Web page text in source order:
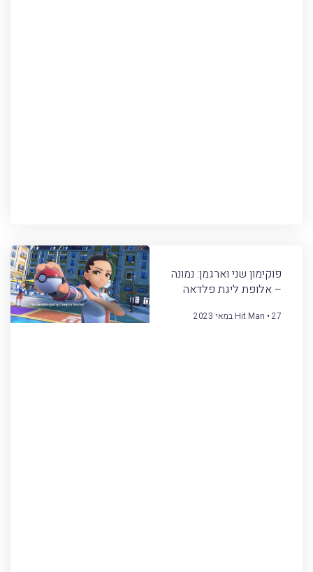
פוקימון שני וארגמן: נמונה
– אלופת ליגת פלדאה
Hit Man 27 במאי 2023